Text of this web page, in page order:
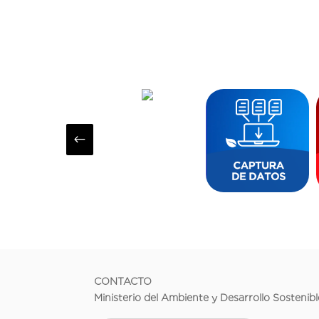
#
CONTACTO
Ministerio del Ambiente y Desarrollo